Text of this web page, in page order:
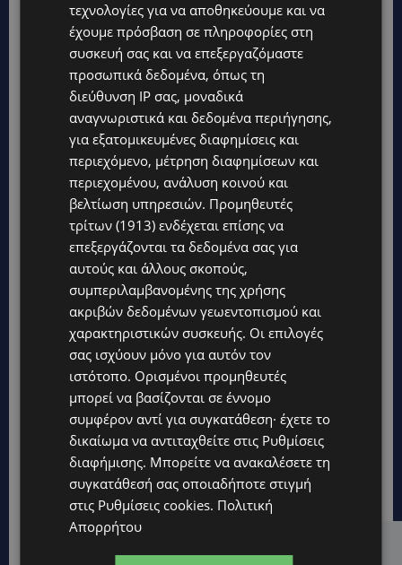
Hot this week
τεχνολογίες για να αποθηκεύουμε και να
έχουμε πρόσβαση σε πληροφορίες στη
συσκευή σας και να επεξεργαζόμαστε
προσωπικά δεδομένα, όπως τη
διεύθυνση IP σας, μοναδικά
αναγνωριστικά και δεδομένα περιήγησης,
για εξατομικευμένες διαφημίσεις και
περιεχόμενο, μέτρηση διαφημίσεων και
περιεχομένου, ανάλυση κοινού και
βελτίωση υπηρεσιών. Προμηθευτές
τρίτων (1913) ενδέχεται επίσης να
επεξεργάζονται τα δεδομένα σας για
αυτούς και άλλους σκοπούς,
συμπεριλαμβανομένης της χρήσης
ακριβών δεδομένων γεωεντοπισμού και
χαρακτηριστικών συσκευής. Οι επιλογές
σας ισχύουν μόνο για αυτόν τον
ιστότοπο. Ορισμένοι προμηθευτές
μπορεί να βασίζονται σε έννομο
συμφέρον αντί για συγκατάθεση· έχετε το
δικαίωμα να αντιταχθείτε στις Ρυθμίσεις
διαφήμισης. Μπορείτε να ανακαλέσετε τη
συγκατάθεσή σας οποιαδήποτε στιγμή
στις Ρυθμίσεις cookies. Πολιτική
Απορρήτου